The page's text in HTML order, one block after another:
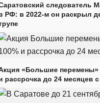
следователь
РФ: в 2022-м он раскрыл
«Большие перемены»
рассрочка до 24 месяцев